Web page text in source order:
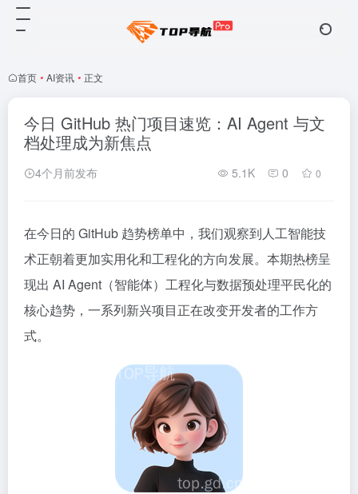
首页 • AI资讯 • 正文
今日 GitHub 热门项目速览：AI Agent 与文
档处理成为新焦点
4个月前发布 5.1K 0 0
在今日的 GitHub 趋势榜单中，我们观察到人工智能技
术正朝着更加实用化和工程化的方向发展。本期热榜呈
现出 AI Agent（智能体）工程化与数据预处理平民化的
核心趋势，一系列新兴项目正在改变开发者的工作方
式。